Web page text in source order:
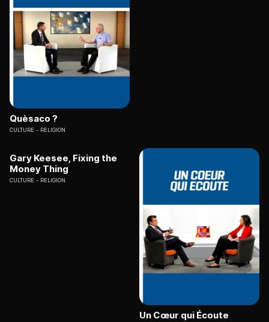
Quèsaco ?
CULTURE RELIGION
Gary Keesee, Fixing the
Money Thing
CULTURE RELIGION
Un Cœur qui Écoute